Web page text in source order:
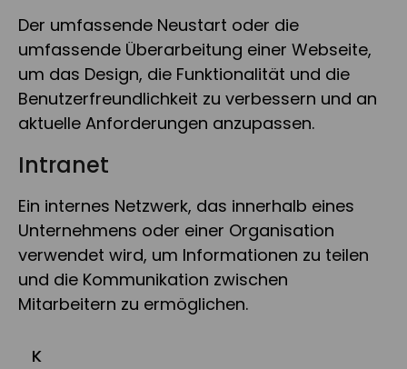
Der umfassende Neustart oder die
umfassende Überarbeitung einer Webseite,
um das Design, die Funktionalität und die
Benutzerfreundlichkeit zu verbessern und an
aktuelle Anforderungen anzupassen.
Intranet
Ein internes Netzwerk, das innerhalb eines
Unternehmens oder einer Organisation
verwendet wird, um Informationen zu teilen
und die Kommunikation zwischen
Mitarbeitern zu ermöglichen.
K